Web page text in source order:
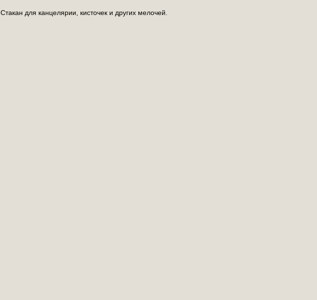
Стакан для канцелярии, кисточек и других мелочей.